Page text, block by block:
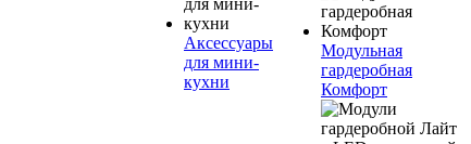
Аксессуары
для мини-
кухни
Модульная
гардеробная
Комфорт